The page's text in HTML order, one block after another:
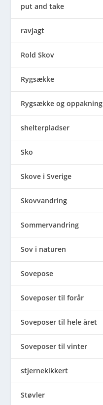
put and take
ravjagt
Rold Skov
Rygsække
Rygsække og oppakning
shelterpladser
Sko
Skove i Sverige
Skovvandring
Sommervandring
Sov i naturen
Sovepose
Soveposer til forår
Soveposer til hele året
Soveposer til vinter
stjernekikkert
Støvler